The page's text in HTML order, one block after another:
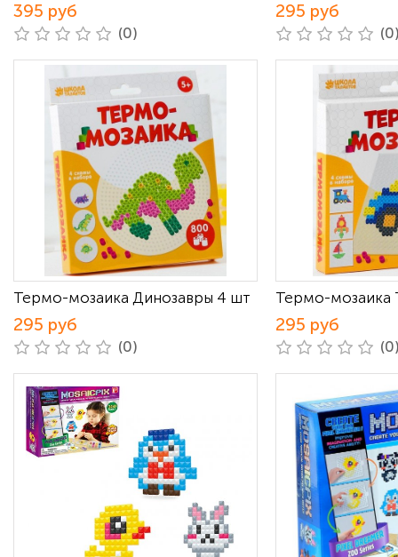
395 руб
(0)
295 руб
Термо-мозаика Динозавры 4 шт
295 руб
(0)
Термо-мозаика
295 руб